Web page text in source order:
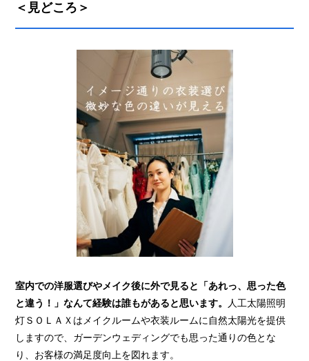
＜見どころ＞
室内での洋服選びやメイク後に外で見ると「あれっ、思った色
と違う！」なんて経験は誰もがあると思います。
人工太陽照明
灯ＳＯＬＡＸはメイクルームや衣装ルームに自然太陽光を提供
しますので、ガーデンウェディングでも思った通りの色とな
り、お客様の満足度向上を図れます。